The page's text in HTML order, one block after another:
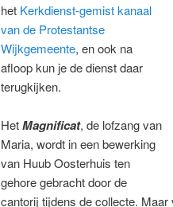
het Kerkdienst-gemist kanaal
van de Protestantse
Wijkgemeente, en ook na
afloop kun je de dienst daar
terugkijken.
HetMagnificat, de lofzang van
Maria, wordt in een bewerking
van Huub Oosterhuis ten
gehore gebracht door de
cantorij tijdens de collecte.